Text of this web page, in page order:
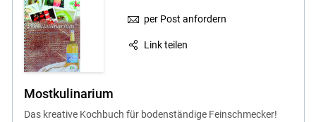
per Post anfordern
Link teilen
Mostkulinarium
Das kreative Kochbuch für bodenständige Feinschmecker!